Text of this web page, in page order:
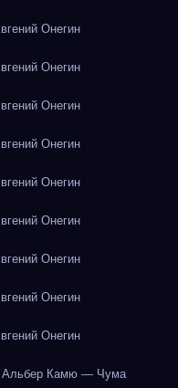
Онегин
Онегин
Онегин
Онегин
Онегин
Онегин
Онегин
Онегин
Онегин
Альбер Камю — Чума